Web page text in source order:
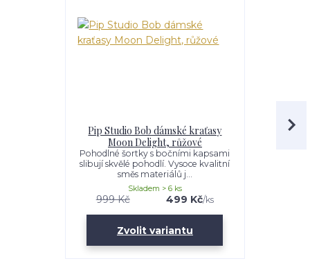
Pip Studio Bob dámské kraťasy
Moon Delight, růžové
Pohodlné šortky s bočními kapsami
slibují skvělé pohodlí. Vysoce kvalitní
směs materiálů j...
999 Kč 499 Kč/ks
Skladem > 6 ks
Zvolit variantu
Pip